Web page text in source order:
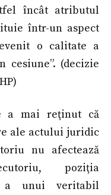
încât atributul
într-un aspect
o calitate a
cesiune”. (decizie
a mai reţinut că
ale actului juridic
nu afectează
poziţia
a unui veritabil